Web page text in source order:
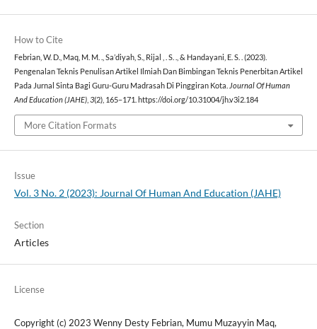
How to Cite
Febrian, W. D., Maq, M. M. ., Sa’diyah, S., Rijal , . S. ., & Handayani, E. S. . (2023).
Pengenalan Teknis Penulisan Artikel Ilmiah Dan Bimbingan Teknis Penerbitan Artikel
Pada Jurnal Sinta Bagi Guru-Guru Madrasah Di Pinggiran Kota. Journal Of Human
And Education (JAHE), 3(2), 165–171. https://doi.org/10.31004/jh.v3i2.184
More Citation Formats
Issue
Vol. 3 No. 2 (2023): Journal Of Human And Education (JAHE)
Section
Articles
License
Copyright (c) 2023 Wenny Desty Febrian, Mumu Muzayyin Maq,